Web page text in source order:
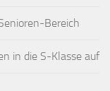
Bereich
in die S-Klasse auf